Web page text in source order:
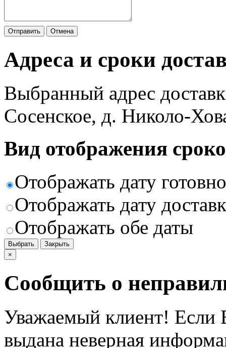
Отправить Отмена
Адреса и сроки
Выбранный адрес
Сосенское, д. Николо-
Вид отображения
Отображать дату
Отображать дату
Отображать обе даты
Выбрать
Закрыть
×
Сообщить о
Уважаемый клиент! Если
выдана неверная